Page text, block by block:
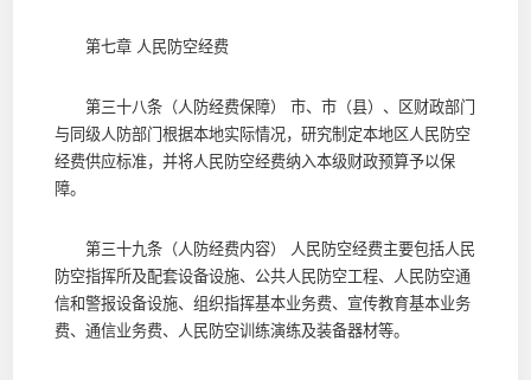
第七章 人民防空经费
第三十八条（人防经费保障） 市、市（县）、区财政部门
与同级人防部门根据本地实际情况，研究制定本地区人民防空
经费供应标准，并将人民防空经费纳入本级财政预算予以保
障。
第三十九条（人防经费内容） 人民防空经费主要包括人民
防空指挥所及配套设备设施、公共人民防空工程、人民防空通
信和警报设备设施、组织指挥基本业务费、宣传教育基本业务
费、通信业务费、人民防空训练演练及装备器材等。